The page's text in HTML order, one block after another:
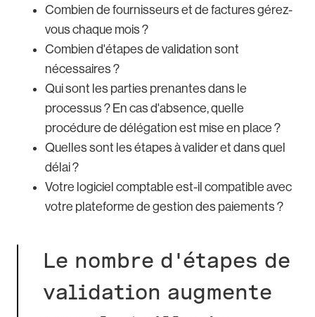
Combien de fournisseurs et de factures gérez-
vous chaque mois ?
Combien d'étapes de validation sont
nécessaires ?
Qui sont les parties prenantes dans le
processus ? En cas d'absence, quelle
procédure de délégation est mise en place ?
Quelles sont les étapes à valider et dans quel
délai ?
Votre logiciel comptable est-il compatible avec
votre plateforme de gestion des paiements ?
Le nombre d'étapes de
validation augmente